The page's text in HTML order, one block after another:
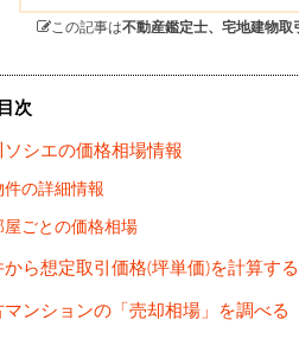
この記事は不動産鑑定士、宅地建物取
目次
ソシエの価格相場情報
件の詳細情報
屋ごとの価格相場
ら想定取引価格(坪単価)を計算する
マンションの「売却相場」を調べる